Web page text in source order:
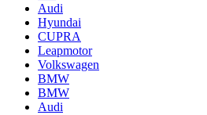
Audi
Hyundai
CUPRA
Leapmotor
Volkswagen
BMW
BMW
Audi